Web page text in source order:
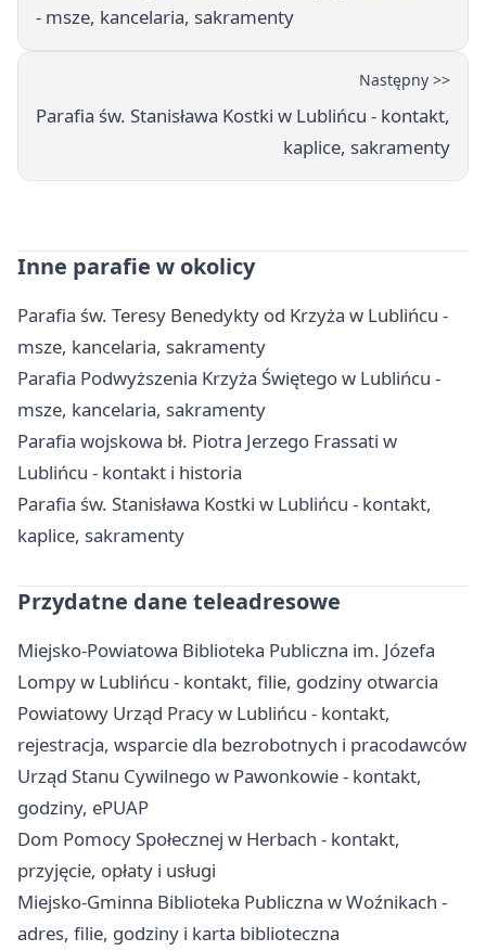
- msze, kancelaria, sakramenty
Następny >>
Parafia św. Stanisława Kostki w Lublińcu - kontakt,
kaplice, sakramenty
Inne parafie w okolicy
Parafia św. Teresy Benedykty od Krzyża w Lublińcu -
msze, kancelaria, sakramenty
Parafia Podwyższenia Krzyża Świętego w Lublińcu -
msze, kancelaria, sakramenty
Parafia wojskowa bł. Piotra Jerzego Frassati w
Lublińcu - kontakt i historia
Parafia św. Stanisława Kostki w Lublińcu - kontakt,
kaplice, sakramenty
Przydatne dane teleadresowe
Miejsko-Powiatowa Biblioteka Publiczna im. Józefa
Lompy w Lublińcu - kontakt, filie, godziny otwarcia
Powiatowy Urząd Pracy w Lublińcu - kontakt,
rejestracja, wsparcie dla bezrobotnych i pracodawców
Urząd Stanu Cywilnego w Pawonkowie - kontakt,
godziny, ePUAP
Dom Pomocy Społecznej w Herbach - kontakt,
przyjęcie, opłaty i usługi
Miejsko-Gminna Biblioteka Publiczna w Woźnikach -
adres, filie, godziny i karta biblioteczna